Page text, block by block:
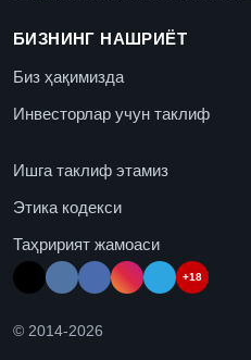
БИЗНИНГ НАШРИЁТ
Биз ҳақимизда
Инвесторлар учун таклиф
Ишга таклиф этамиз
Этика кодекси
Таҳририят жамоаси
+18
© 2014-2026